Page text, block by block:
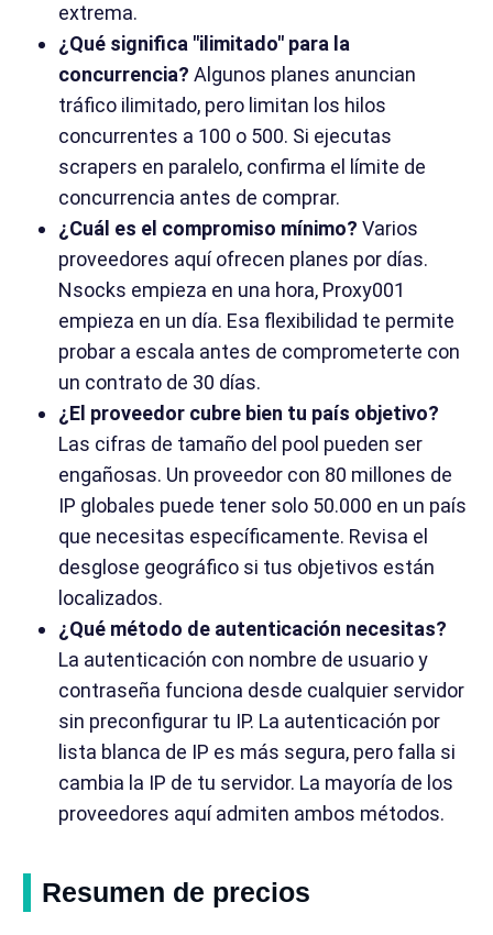
extrema.
¿Qué significa "ilimitado" para la
concurrencia? Algunos planes anuncian
tráfico ilimitado, pero limitan los hilos
concurrentes a 100 o 500. Si ejecutas
scrapers en paralelo, confirma el límite de
concurrencia antes de comprar.
¿Cuál es el compromiso mínimo? Varios
proveedores aquí ofrecen planes por días.
Nsocks empieza en una hora, Proxy001
empieza en un día. Esa flexibilidad te permite
probar a escala antes de comprometerte con
un contrato de 30 días.
¿El proveedor cubre bien tu país objetivo?
Las cifras de tamaño del pool pueden ser
engañosas. Un proveedor con 80 millones de
IP globales puede tener solo 50.000 en un país
que necesitas específicamente. Revisa el
desglose geográfico si tus objetivos están
localizados.
¿Qué método de autenticación necesitas?
La autenticación con nombre de usuario y
contraseña funciona desde cualquier servidor
sin preconfigurar tu IP. La autenticación por
lista blanca de IP es más segura, pero falla si
cambia la IP de tu servidor. La mayoría de los
proveedores aquí admiten ambos métodos.
Resumen de precios